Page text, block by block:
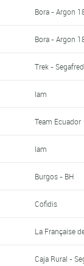
Bora - Argon
Bora - Argon
Trek -
Iam
Team Ecuador
Iam
Burgos - BH
Cofidis
La Française
Caja Rural -